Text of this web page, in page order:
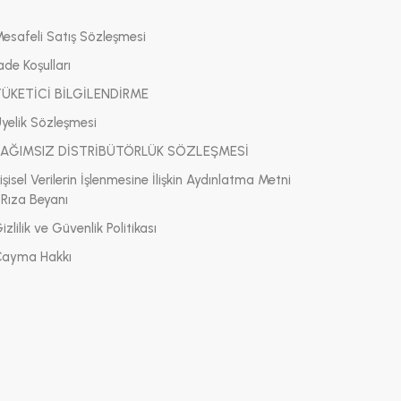
Satış Sözleşmesi
Koşulları
BİLGİLENDİRME
Sözleşmesi
DİSTRİBÜTÖRLÜK SÖZLEŞMESİ
Verilerin İşlenmesine İlişkin Aydınlatma Metni
Beyanı
ve Güvenlik Politikası
Hakkı